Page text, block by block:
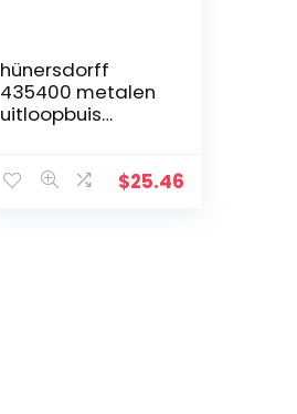
hünersdorff
435400 metalen
uitloopbuis
jerrycan,
$25.46